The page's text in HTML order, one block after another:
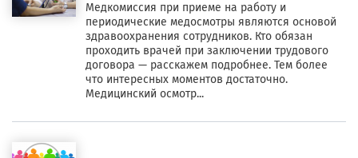
Медкомиссия при приеме на работу и
периодические медосмотры являются основой
здравоохранения сотрудников. Кто обязан
проходить врачей при заключении трудового
договора — расскажем подробнее. Тем более
что интересных моментов достаточно.
Медицинский осмотр...